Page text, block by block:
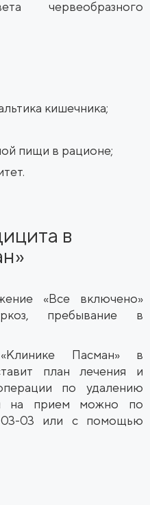
червеобразного
кишечника;
пищи в рационе;
в
«Все включено»
пребывание в
Пасман» в
план лечения и
по удалению
на прием можно по
03 или с помощью